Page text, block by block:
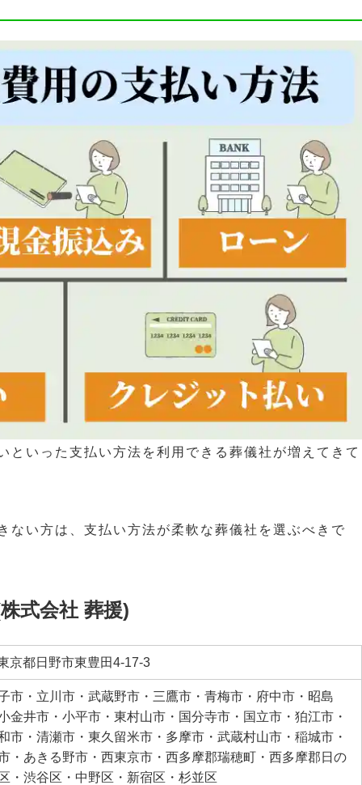
といった支払い方法を利用できる葬儀社が増えてきて
ない方は、支払い方法が柔軟な葬儀社を選ぶべきで
式会社 葬援)
都日野市東豊田4-17-3
市・立川市・武蔵野市・三鷹市・青梅市・府中市・昭島
金井市・小平市・東村山市・国分寺市・国立市・狛江市・
市・清瀬市・東久留米市・多摩市・武蔵村山市・稲城市・
・あきる野市・西東京市・西多摩郡瑞穂町・西多摩郡日の
・渋谷区・中野区・新宿区・杉並区